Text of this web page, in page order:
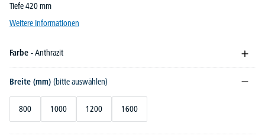
Tiefe 420 mm
Weitere Informationen
Farbe - Anthrazit
Breite (mm) (bitte auswählen)
800 1000 1200 1600